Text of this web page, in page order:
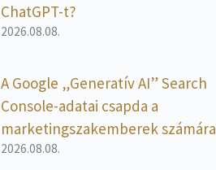
ChatGPT-t?
2026.08.08.
A Google „Generatív AI” Search
Console-adatai csapda a
marketingszakemberek számára
2026.08.08.